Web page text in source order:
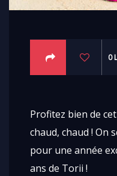
0
Profitez bien de
chaud, chaud ! On
pour une année
ans de Torii !